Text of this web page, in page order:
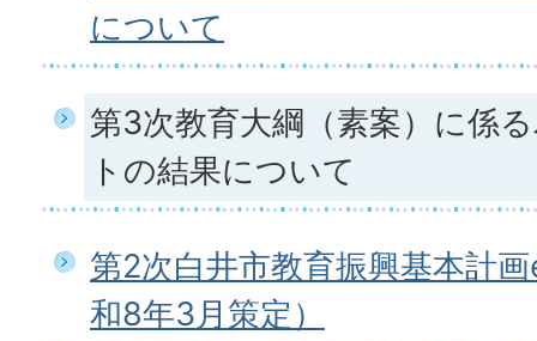
について
第3次教育大綱（素案）に係
トの結果について
第2次白井市教育振興基本計
和8年3月策定）